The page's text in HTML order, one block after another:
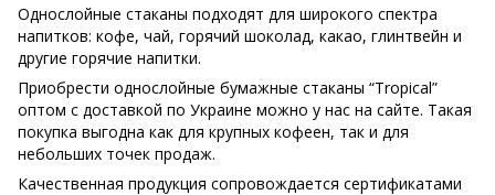
Однослойные стаканы подходят для широкого спектра
напитков: кофе, чай, горячий шоколад, какао, глинтвейн и
другие горячие напитки.
Приобрести однослойные бумажные стаканы “Tropical”
оптом с доставкой по Украине можно у нас на сайте. Такая
покупка выгодна как для крупных кофеен, так и для
небольших точек продаж.
Качественная продукция сопровождается сертификатами